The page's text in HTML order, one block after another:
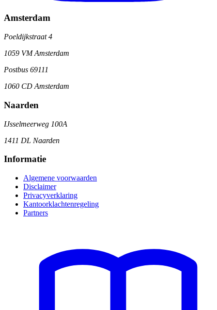
Amsterdam
Poeldijkstraat 4
1059 VM Amsterdam
Postbus 69111
1060 CD Amsterdam
Naarden
IJsselmeerweg 100A
1411 DL Naarden
Informatie
Algemene voorwaarden
Disclaimer
Privacyverklaring
Kantoorklachtenregeling
Partners